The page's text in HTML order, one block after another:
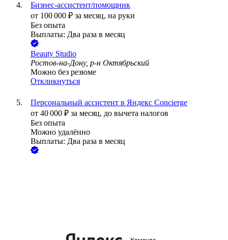
Бизнес-ассистент/помощник
от 100 000 ₽ за месяц, на руки
Без опыта
Выплаты: Два раза в месяц
Beauty Studio
Ростов-на-Дону, р-н Октябрьский
Можно без резюме
Откликнуться
Персональный ассистент в Яндекс Concierge
от 40 000 ₽ за месяц, до вычета налогов
Без опыта
Можно удалённо
Выплаты: Два раза в месяц